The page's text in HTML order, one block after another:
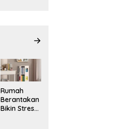
Rumah
Berantakan
Bikin Stres?